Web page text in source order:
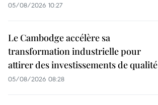
05/08/2026 10:27
Le Cambodge accélère sa
transformation industrielle pour
attirer des investissements de qualité
05/08/2026 08:28